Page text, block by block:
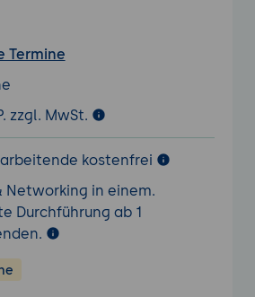
Termine
zzgl. MwSt.
kostenfrei
Networking in einem.
Durchführung ab 1